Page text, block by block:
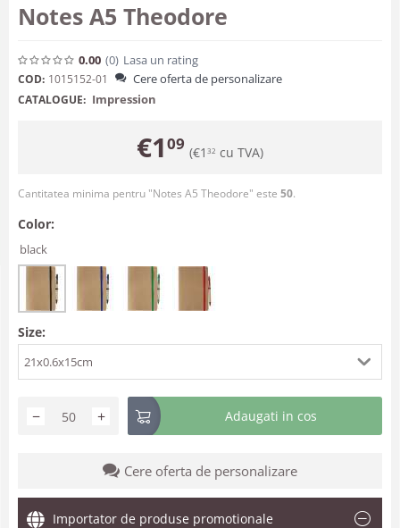
Notes A5 Theodore
0.00 (0) Lasa un rating
COD: 1015152-01 Cere oferta de personalizare
CATALOGUE: Impression
€109 (€1 32 cu TVA)
Cantitatea minima pentru "Notes A5 Theodore" este 50.
Color:
black
Size:
21x0.6x15cm
+
− Adaugati in cos
Cere oferta de personalizare
Importator de produse promotionale